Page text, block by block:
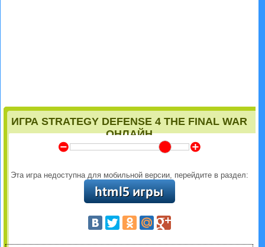
ИГРА STRATEGY DEFENSE 4 THE FINAL WAR
ОНЛАЙН
Y Z
Эта игра недоступна для мобильной версии, перейдите в раздел: